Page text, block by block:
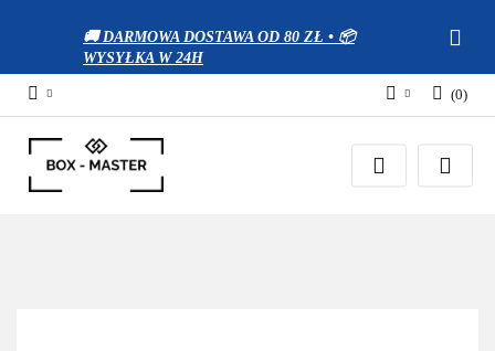
🚚 DARMOWA DOSTAWA OD 80 ZŁ • 📦
WYSYŁKA W 24H
Zaloguj się
Zarejestruj się
(0)